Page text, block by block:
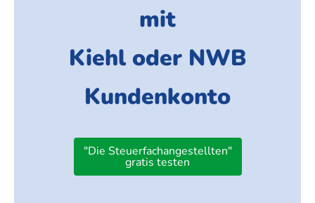
mit
Kiehl oder NWB
Kundenkonto
"Die Steuerfachangestellten"
gratis testen